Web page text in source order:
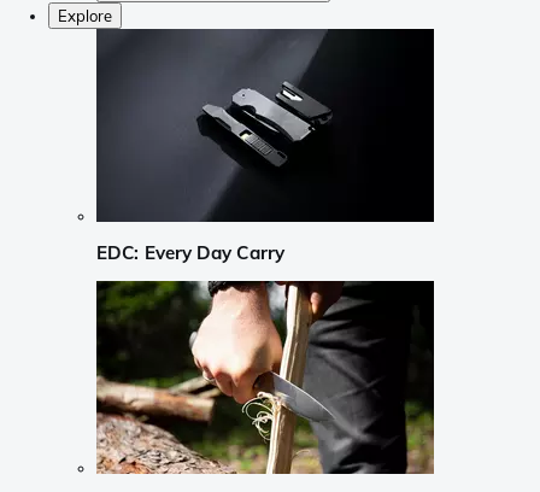
Explore
EDC: Every Day Carry